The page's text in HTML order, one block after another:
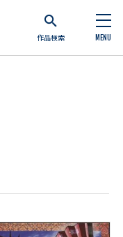
作品検索 MENU